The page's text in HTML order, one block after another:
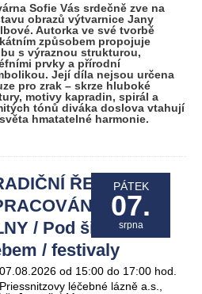
Sofie Vás srdečně zve na
obrazů výtvarnice Jany
Autorka ve své tvorbě
způsobem propojuje
s výraznou strukturou,
prvky a přírodní
Její díla nejsou určena
pro zrak – skrze hluboké
motivy kapradin, spirál a
tónů diváka doslova vtahují
hmatatelné harmonie.
PÁTEK
07.
srpna
ŘEMESLNÉ
OVČÍ
/ Pod širým
/ festivaly
07.08.2026 od 15:00 do 17:00 hod.
Priessnitzovy léčebné lázně a.s.,